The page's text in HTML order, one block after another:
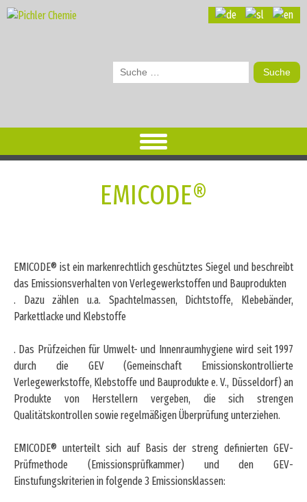
Suche
nach:
EMICODE®
EMICODE® ist ein markenrechtlich geschütztes Siegel und beschreibt
das Emissionsverhalten von Verlegewerkstoffen und Bauprodukten
. Dazu zählen u.a. Spachtelmassen, Dichtstoffe, Klebebänder,
Parkettlacke und Klebstoffe
. Das Prüfzeichen für Umwelt- und Innenraumhygiene wird seit 1997
durch die GEV (Gemeinschaft Emissionskontrollierte
Verlegewerkstoffe, Klebstoffe und Bauprodukte e. V., Düsseldorf) an
Produkte von Herstellern vergeben, die sich strengen
Qualitätskontrollen sowie regelmäßigen Überprüfung unterziehen.
EMICODE® unterteilt sich auf Basis der streng definierten GEV-
Prüfmethode (Emissionsprüfkammer) und den GEV-
Einstufungskriterien in folgende 3 Emissionsklassen: